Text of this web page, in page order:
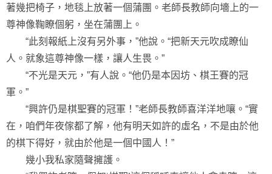
著幾把椅子，地毯上放著一個蒲團。老師長教師向墻上的一
尊神像鞠瞭個躬，坐在蒲團上。
“此刻報紙上沒有另外事，”他說。“把新天元吹成瞭仙
人。就象這尊神像一樣，讓人生畏。”
“不光是天元，”有人說。“他仍是本因坊、棋王賽的冠
軍。”
“興許仍是棋聖賽的冠軍！”老師長教師喜洋洋地嚷。“實
在，咱們年夜傢都了解，他有明天如許的虛名，不是由於他
的棋下得好，就由於他是一個中國人！”
幾小我私家隨聲擁護。